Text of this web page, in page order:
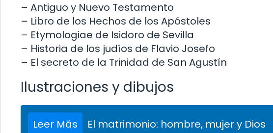
– Antiguo y Nuevo Testamento
– Libro de los Hechos de los Apóstoles
– Etymologiae de Isidoro de Sevilla
– Historia de los judíos de Flavio Josefo
– El secreto de la Trinidad de San Agustín
Ilustraciones y dibujos
Leer Más El matrimonio: hombre, mujer y Dios